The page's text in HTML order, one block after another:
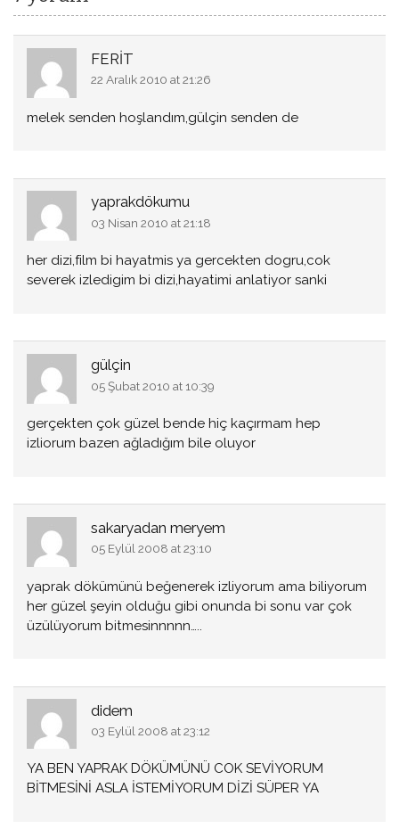
FERİT
22 Aralık 2010 at 21:26
melek senden hoşlandım,gülçin senden de
yaprakdökumu
03 Nisan 2010 at 21:18
her dizi,film bi hayatmis ya gercekten dogru,cok
severek izledigim bi dizi,hayatimi anlatiyor sanki
gülçin
05 Şubat 2010 at 10:39
gerçekten çok güzel bende hiç kaçırmam hep
izliorum bazen ağladığım bile oluyor
sakaryadan meryem
05 Eylül 2008 at 23:10
yaprak dökümünü beğenerek izliyorum ama biliyorum
her güzel şeyin olduğu gibi onunda bi sonu var çok
üzülüyorum bitmesinnnnn…..
didem
03 Eylül 2008 at 23:12
YA BEN YAPRAK DÖKÜMÜNÜ COK SEVİYORUM
BİTMESİNİ ASLA İSTEMİYORUM DİZİ SÜPER YA